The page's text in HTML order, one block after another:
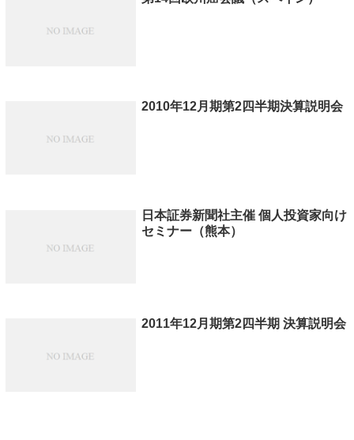
2010年12月期第2四半期決算説明会
日本証券新聞社主催 個人投資家向け
セミナー（熊本）
2011年12月期第2四半期 決算説明会